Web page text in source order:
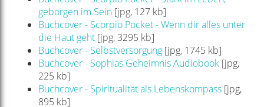
geborgen im Sein[jpg, 127 kb]
Buchcover - Scorpio Pocket - Wenn dir alles unter
die Haut geht[jpg, 3295 kb]
Buchcover - Selbstversorgung[jpg, 1745 kb]
Buchcover - Sophias Geheimnis Audiobook[jpg,
225 kb]
Buchcover - Spiritualität als Lebenskompass[jpg,
895 kb]